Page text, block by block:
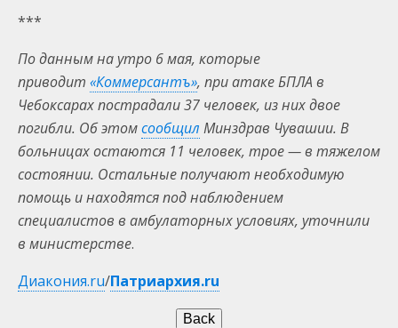
***
По данным на утро 6 мая, которые
приводит «Коммерсантъ», при атаке БПЛА в
Чебоксарах пострадали 37 человек, из них двое
погибли. Об этомсообщил Минздрав Чувашии. В
больницах остаются 11 человек, трое — в тяжелом
состоянии. Остальные получают необходимую
помощь и находятся под наблюдением
специалистов в амбулаторных условиях, уточнили
в министерстве.
Диакония.ru/Патриархия.ru